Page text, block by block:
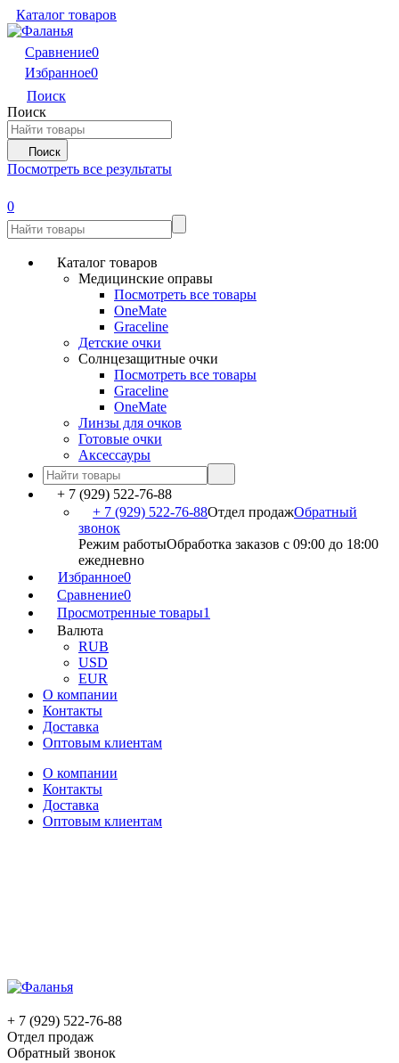
Каталог товаров
Сравнение0
Избранное0
Поиск
Поиск
Поиск
Посмотреть все результаты
0
Каталог товаров
Медицинские оправы
Посмотреть все товары
OneMate
Graceline
Детские очки
Солнцезащитные очки
Посмотреть все товары
Graceline
OneMate
Линзы для очков
Готовые очки
Аксессауры
+ 7 (929) 522-76-88
+ 7 (929) 522-76-88Отдел продажОбратный
звонок
Режим работыОбработка заказов с 09:00 до 18:00
ежедневно
Избранное0
Сравнение0
Просмотренные товары1
Валюта
RUB
USD
EUR
О компании
Контакты
Доставка
Оптовым клиентам
О компании
Контакты
Доставка
Оптовым клиентам
+ 7 (929) 522-76-88
Отдел продаж
Обратный звонок